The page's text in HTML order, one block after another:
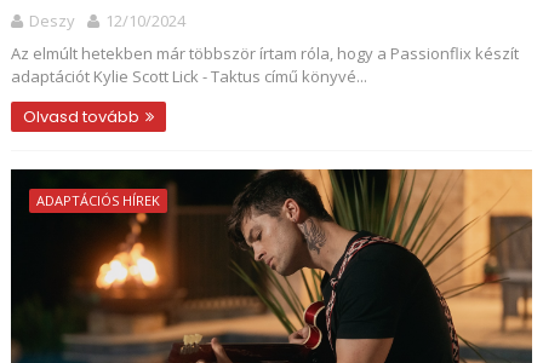
Deszy
12/10/2024
Az elmúlt hetekben már többször írtam róla, hogy a Passionflix készít
adaptációt Kylie Scott Lick - Taktus című könyvé...
Olvasd tovább
ADAPTÁCIÓS HÍREK